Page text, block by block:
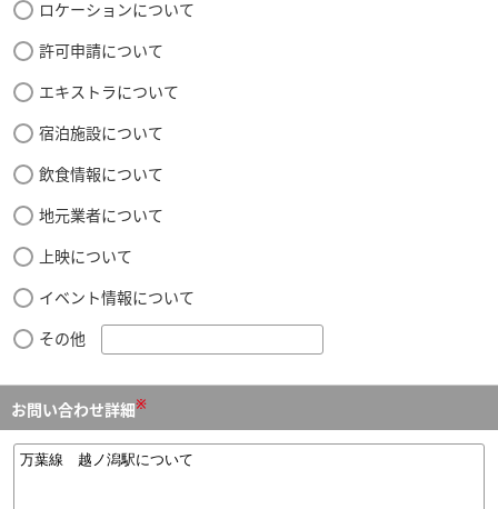
ロケーションについて
許可申請について
エキストラについて
宿泊施設について
飲食情報について
地元業者について
上映について
イベント情報について
その他
お問い合わせ詳細※